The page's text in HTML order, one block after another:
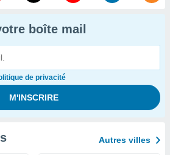
boîte mail
de privacité
Autres villes